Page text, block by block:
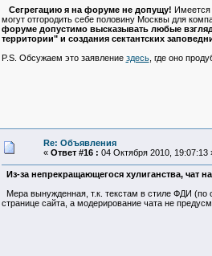
Сегрегацию я на форуме не допущу! Имеется
могут отгородить себе половину Москвы для
форуме допустимо высказывать любые
территории" и создания сектантских
P.S. Обсужаем это заявление здесь, где оно
Re: Объявления
« Ответ #16 : 04 Октября 2010, 19:07:13
Из-за непрекращающегося хулиганства, чат
Мера вынужденная, т.к. текстам в стиле ФДИ (по
странице сайта, а модерирование чата не